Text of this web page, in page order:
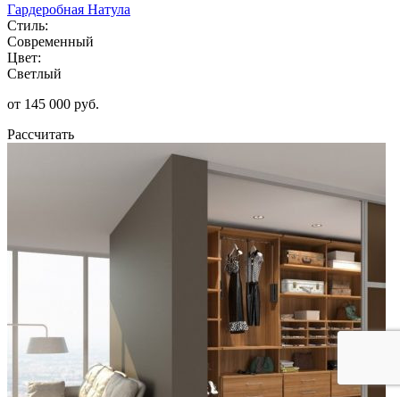
Гардеробная Натула
Стиль:
Современный
Цвет:
Светлый
от 145 000 руб.
Рассчитать